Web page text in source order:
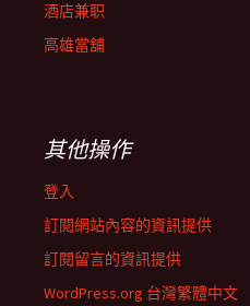
酒店兼职
高雄當舖
其他操作
登入
訂閱網站內容的資訊提供
訂閱留言的資訊提供
WordPress.org 台灣繁體中文